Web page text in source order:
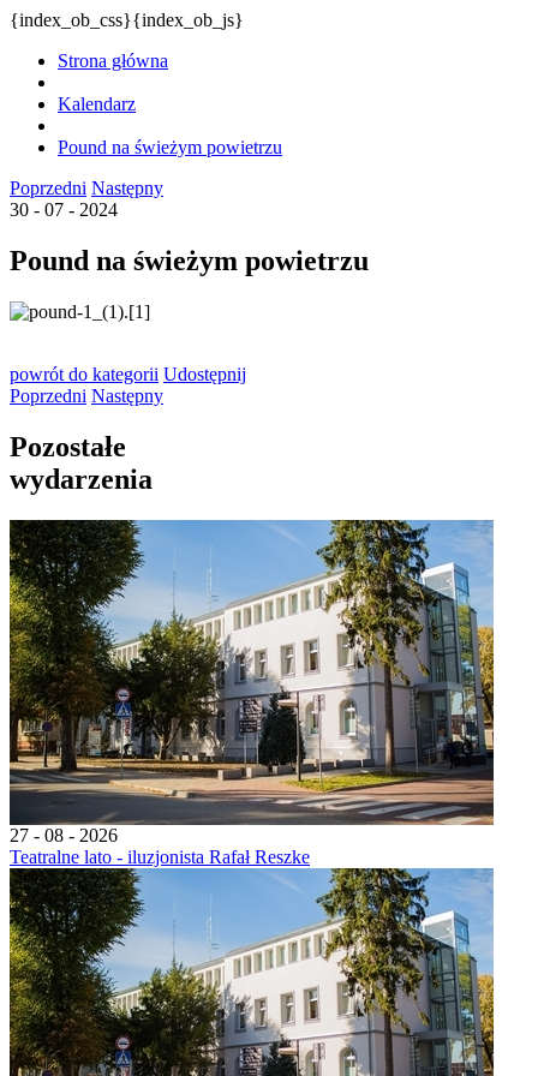
{index_ob_css}{index_ob_js}
Strona główna
Kalendarz
Pound na świeżym powietrzu
Poprzedni Następny
30 - 07 - 2024
Pound na świeżym powietrzu
powrót do kategorii Udostępnij
Poprzedni Następny
Pozostałe
wydarzenia
27 - 08 - 2026
Teatralne lato - iluzjonista Rafał Reszke